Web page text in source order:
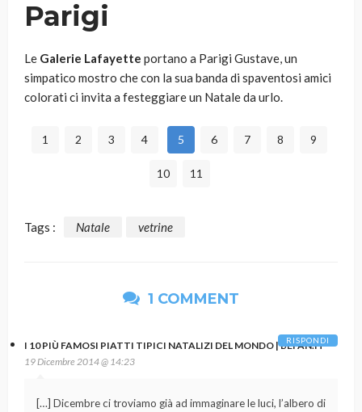
Parigi
Le Galerie Lafayette portano a Parigi Gustave, un
simpatico mostro che con la sua banda di spaventosi amici
colorati ci invita a festeggiare un Natale da urlo.
1 2 3 4 5 6 7 8 9
10 11
Tags : Natale vetrine
1 COMMENT
I 10 PIÙ FAMOSI PIATTI TIPICI NATALIZI DEL MONDO | BEFAN.IT
19 Dicembre 2014 @ 14:23
[…] Dicembre ci troviamo già ad immaginare le luci, l’albero di
RISPONDI